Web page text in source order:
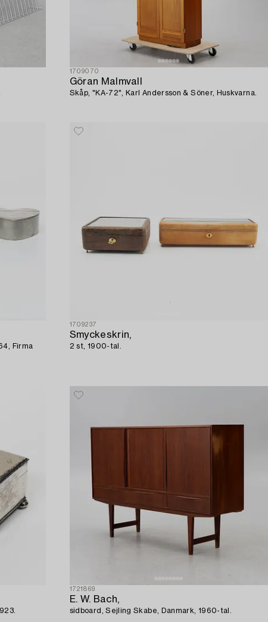
1709070
Göran Malmvall
Skåp, "KA-72", Karl Andersson & Söner, Huskvarna.
Firma
1709237
Smyckeskrin,
2 st, 1900-tal.
1721869
E. W. Bach,
sidboard, Sejling Skabe, Danmark, 1960-tal.